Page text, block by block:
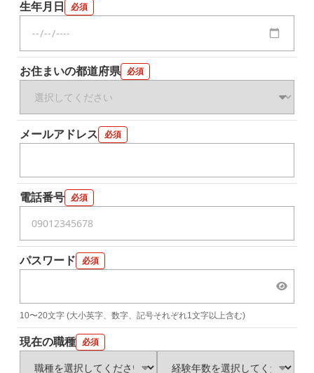
生年月日 必須
お住まいの都道府県 必須
メールアドレス 必須
電話番号 必須
パスワード 必須
10〜20文字 (大小英字、数字、記号それぞれ1文字以上含む)
現在の職種 必須
会員登録する
すでに登録済みの方はログイン